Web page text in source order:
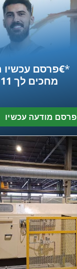
פרסם עכשיו החל מ־‏4.49 ‏€*
מחכים לך 11 מיליון קונים
פרסם מודעה עכשיו